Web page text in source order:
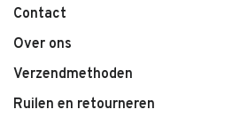
Contact
Over ons
Verzendmethoden
Ruilen en retourneren